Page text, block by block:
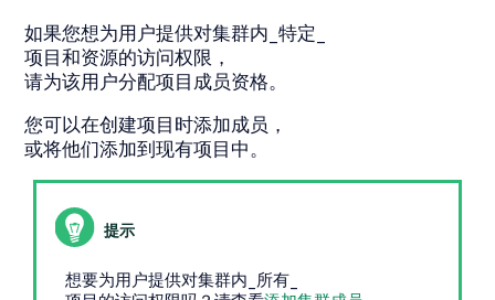
如果您想为用户提供对集群内_特定_
项目和资源的访问权限，
请为该用户分配项目成员资格。
您可以在创建项目时添加成员，
或将他们添加到现有项目中。
想要为用户提供对集群内_所有_